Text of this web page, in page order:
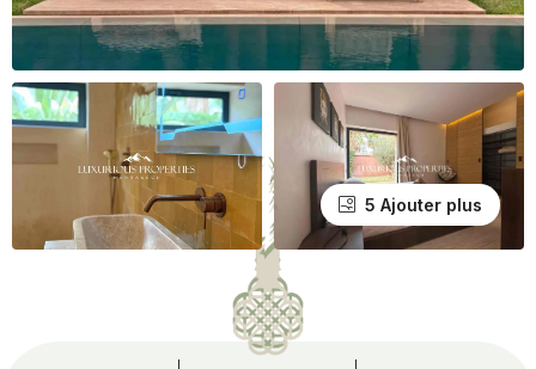
5 Ajouter plus